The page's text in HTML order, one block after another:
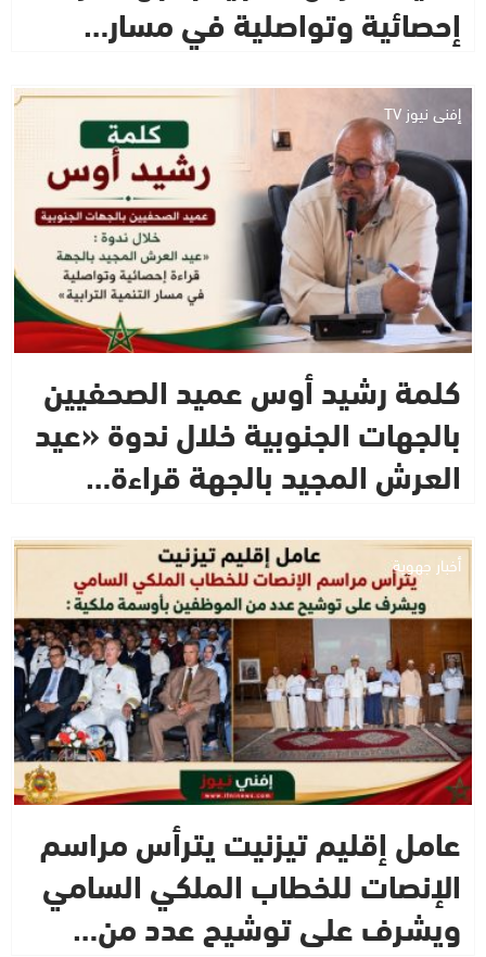
إحصائية وتواصلية في مسار…
إفني نيوز TV
كلمة رشيد أوس عميد الصحفيين
بالجهات الجنوبية خلال ندوة «عيد
العرش المجيد بالجهة قراءة…
أخبار جهوية
عامل إقليم تيزنيت يترأس مراسم
الإنصات للخطاب الملكي السامي
ويشرف على توشيح عدد من…